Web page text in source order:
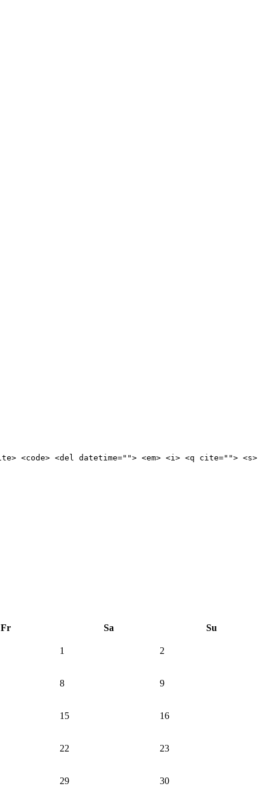
<del datetime=""> <em> <i> <q cite=""> <s>
Fr Sa Su
1 2
8 9
15 16
22 23
29 30